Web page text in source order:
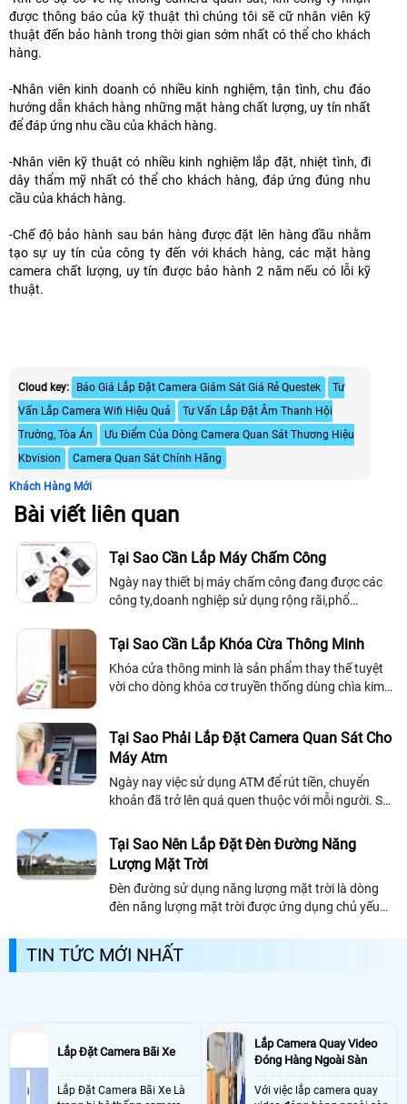
được thông báo của kỹ thuật thì chúng tôi sẽ cữ nhân viên kỹ
thuật đến bảo hành trong thời gian sớm nhất có thể cho khách
hàng.
-Nhân viên kinh doanh có nhiều kinh nghiệm, tận tình, chu đáo
hướng dẫn khách hàng những mặt hàng chất lượng, uy tín nhất
để đáp ứng nhu cầu của khách hàng.
-Nhân viên kỹ thuật có nhiều kinh nghiệm lắp đặt, nhiệt tình, đi
dây thẩm mỹ nhất có thể cho khách hàng, đáp ứng đúng nhu
cầu của khách hàng.
-Chế độ bảo hành sau bán hàng được đặt lên hàng đầu nhằm
tạo sự uy tín của công ty đến với khách hàng, các mặt hàng
camera chất lượng, uy tín được bảo hành 2 năm nếu có lỗi kỹ
thuật.
Cloud key: Báo Giá Lắp Đặt Camera Giám Sát Giá Rẻ Questek
Tư
Vấn Lắp Camera Wifi Hiệu Quả
Tư Vấn Lắp Đặt Âm Thanh Hội
Trường, Tòa Án
Ưu Điểm Của Dòng Camera Quan Sát Thương Hiệu
Kbvision
Camera Quan Sát Chính Hãng
Khách Hàng Mới
Bài viết liên quan
Tại Sao Cần Lắp Máy Chấm Công
Ngày nay thiết bị máy chấm công đang được các
công ty,doanh nghiệp sử dụng rộng rãi,phổ
thiết bị máy chấm công đóng vai trò quan...
Tại Sao Cần Lắp Khóa Cừa Thông Minh
Khóa cửa thông minh là sản phẩm thay thế tuyệt
vời cho dòng khóa cơ truyền thống dùng chìa kim
Tại Sao Phải Lắp Đặt Camera Quan Sát Cho
Máy Atm
Ngày nay việc sử dụng ATM để rút tiền, chuyển
khoản đã trở lên quá quen thuộc với mỗi người. Sự
hiểm tiềm ẩn
Tại Sao Nên Lắp Đặt Đèn Đường Năng
Lượng Mặt Trời
Đèn đường sử dụng năng lượng mặt trời là dòng
đèn năng lượng mặt trời được ứng dụng chủ yếu
100% năng lượng từ ánh sáng mặt...
TIN TỨC MỚI NHẤT
Lắp Đặt Camera Bãi Xe
Lắp Đặt Camera Bãi Xe Là
Lắp Camera Quay Video
Đóng Hàng Ngoài Sàn
Với việc lắp camera quay